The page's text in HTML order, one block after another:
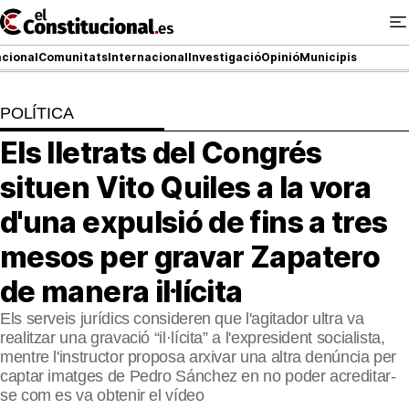
Ir
al
contenido
ComunitatsInternacionalInvestigacióOpinióMunicipis
NACIONAL
COMUNITATS
ElConstitucional TV
MésQueTele
ElConstitucional +
MésQueEstil
MésQuePartits
POLÍTICA
Els lletrats del Congrés
situen Vito Quiles a la vora
d'una expulsió de fins a tres
mesos per gravar Zapatero
de manera il·lícita
Els serveis jurídics consideren que l'agitador ultra va
realitzar una gravació “il·lícita” a l'expresident socialista,
mentre l'instructor proposa arxivar una altra denúncia per
captar imatges de Pedro Sánchez en no poder acreditar-
se com es va obtenir el vídeo